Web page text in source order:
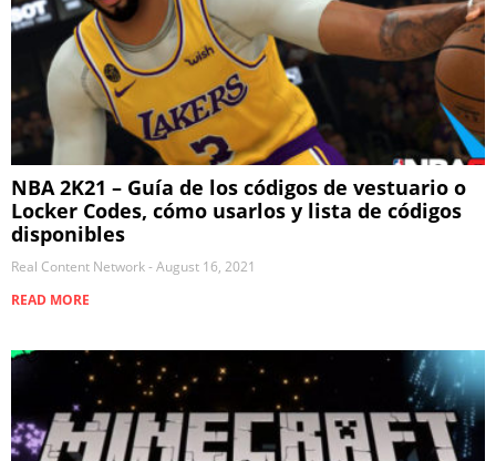
NBA 2K21 – Guía de los códigos de vestuario o
Locker Codes, cómo usarlos y lista de códigos
disponibles
Real Content Network August 16, 2021
READ MORE